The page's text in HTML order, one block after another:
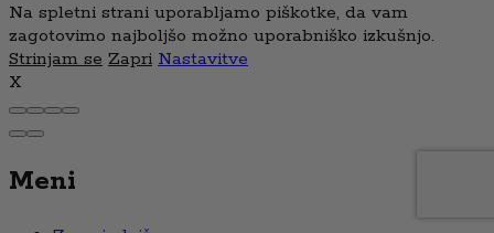
Na spletni strani uporabljamo piškotke, da vam
zagotovimo najboljšo možno uporabniško izkušnjo.
Strinjam se Zapri Nastavitve
X
Meni